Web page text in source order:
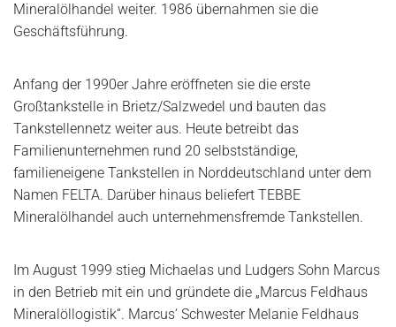
Mineralölhandel weiter. 1986 übernahmen sie die
Geschäftsführung.
Anfang der 1990er Jahre eröffneten sie die erste
Großtankstelle in Brietz/Salzwedel und bauten das
Tankstellennetz weiter aus. Heute betreibt das
Familienunternehmen rund 20 selbstständige,
familieneigene Tankstellen in Norddeutschland unter dem
Namen FELTA. Darüber hinaus beliefert TEBBE
Mineralölhandel auch unternehmensfremde Tankstellen.
Im August 1999 stieg Michaelas und Ludgers Sohn Marcus
in den Betrieb mit ein und gründete die „Marcus Feldhaus
Mineralöllogistik“. Marcus‘ Schwester Melanie Feldhaus